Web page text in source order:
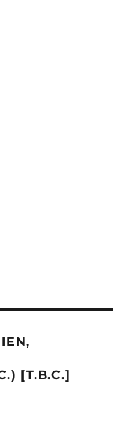
[T.B.C.]